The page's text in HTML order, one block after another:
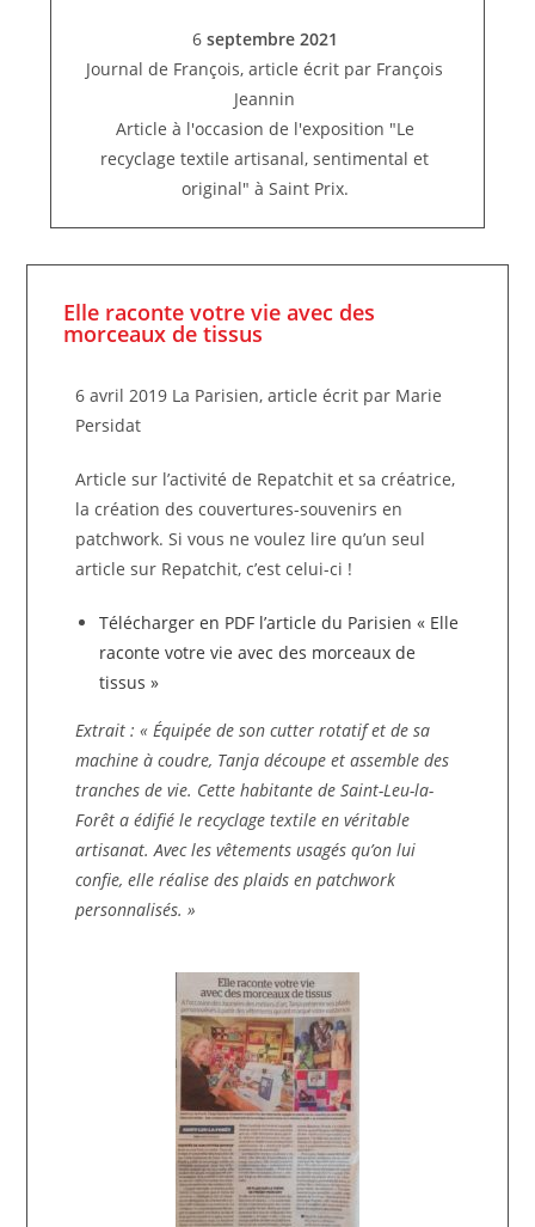
6 septembre 2021
Journal de François, article écrit par François
Jeannin
Article à l'occasion de l'exposition "Le
recyclage textile artisanal, sentimental et
original" à Saint Prix.
Elle raconte votre vie avec des
morceaux de tissus
6 avril 2019 La Parisien, article écrit par Marie
Persidat
Article sur l’activité de Repatchit et sa créatrice,
la création des couvertures-souvenirs en
patchwork.Si vous ne voulez lire qu’un seul
article sur Repatchit, c’est celui-ci !
Télécharger en PDF l’article du Parisien « Elle
raconte votre vie avec des morceaux de
tissus »
Extrait : « Équipée de son cutter rotatif et de sa
machine à coudre, Tanja découpe et assemble des
tranches de vie. Cette habitante de Saint-Leu-la-
Forêt a édifié le recyclage textile en véritable
artisanat. Avec les vêtements usagés qu’on lui
confie, elle réalise des plaids en patchwork
personnalisés. »